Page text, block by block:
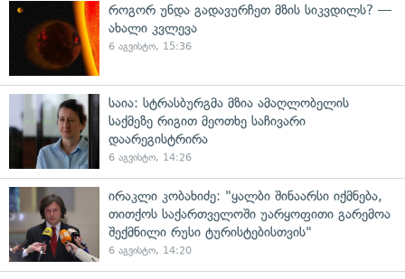
როგორ უნდა გადავურჩეთ მზის სიკვდილს? —
ახალი კვლევა
6 აგვისტო, 15:36
საია: სტრასბურგმა მზია ამაღლობელის
საქმეზე რიგით მეოთხე საჩივარი
დაარეგისტრირა
6 აგვისტო, 14:26
ირაკლი კობახიძე: "ყალბი შინაარსი იქმნება,
თითქოს საქართველოში უარყოფითი გარემოა
შექმნილი რუსი ტურისტებისთვის"
6 აგვისტო, 14:20